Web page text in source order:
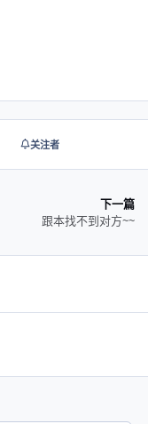
关注者
下一篇
跟本找不到对方~~